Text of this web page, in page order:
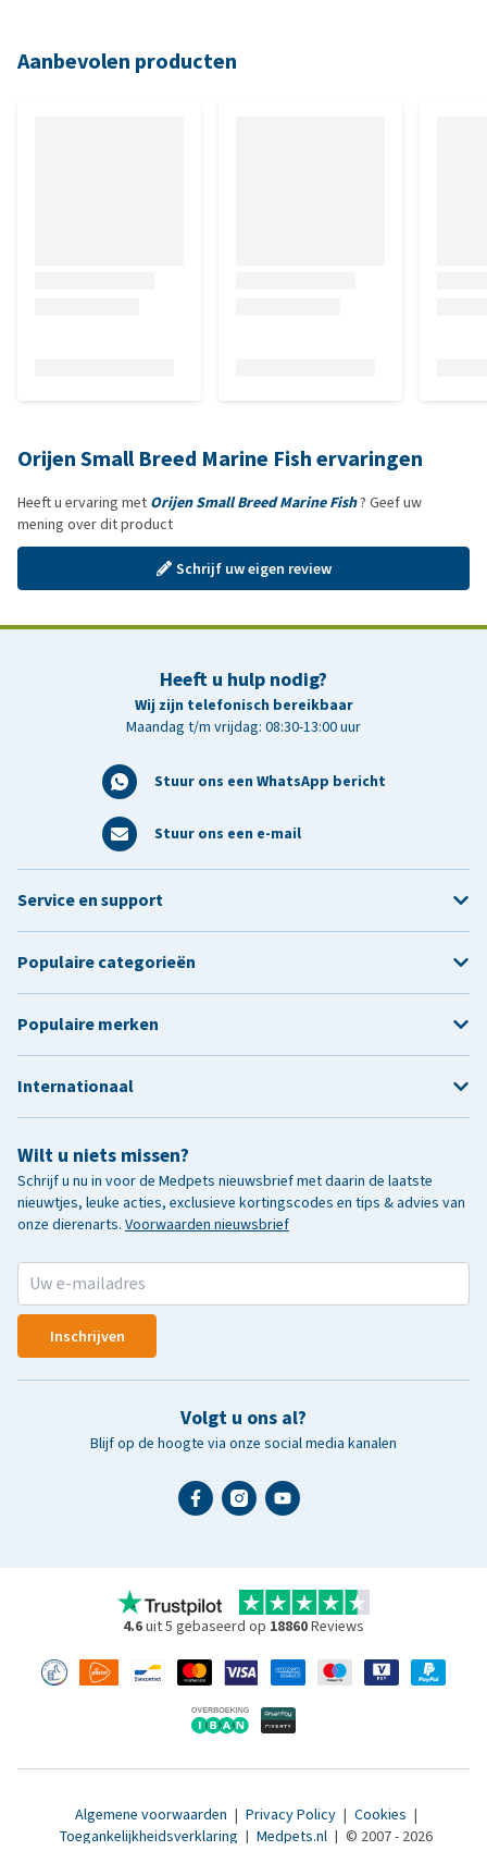
Aanbevolen producten
Orijen Small Breed Marine Fish ervaringen
Heeft u ervaring met Orijen Small Breed Marine Fish? Geef uw
mening over dit product
Schrijf uw eigen review
Heeft u hulp nodig?
Wij zijn telefonisch bereikbaar
Maandag t/m vrijdag: 08:30-13:00 uur
Stuur ons een WhatsApp bericht
Stuur ons een e-mail
Wilt u niets missen?
Schrijf u nu in voor de Medpets nieuwsbrief met daarin de laatste
nieuwtjes, leuke acties, exclusieve kortingscodes en tips & advies van
onze dierenarts. Voorwaarden nieuwsbrief
Inschrijven
Volgt u ons al?
Blijf op de hoogte via onze social media kanalen
Service en support
Populaire categorieën
Populaire merken
Internationaal
4.6uit 5 gebaseerd op 18860Reviews
Algemene voorwaarden | Privacy Policy | Cookies |
Toegankelijkheidsverklaring | Medpets.nl | © 2007 - 2026